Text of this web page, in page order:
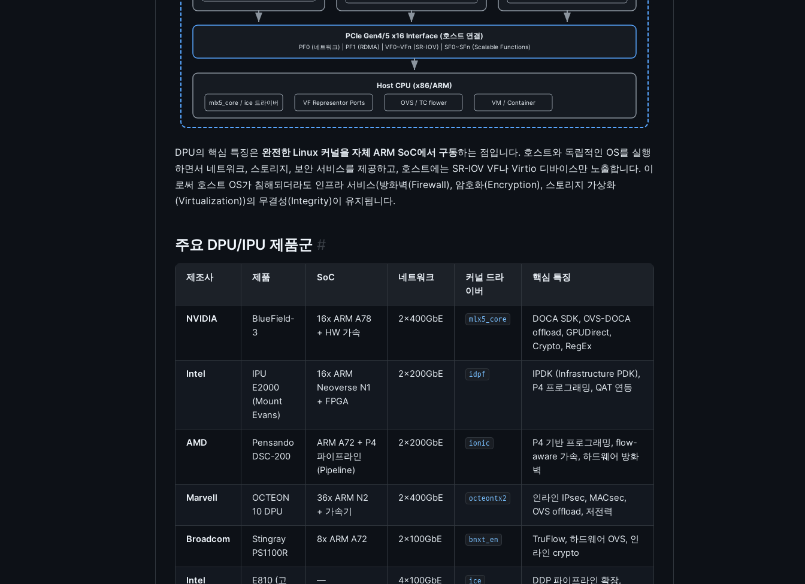
PCIe Gen4/5 x16 Interface (호스트 연결)
PF0 (네트워크) | PF1 (RDMA) | VF0~VFn (SR-IOV) | SF0~SFn (Scalable Functions)
Host CPU (x86/ARM)
mlx5_core / ice 드라이버 VF Representor Ports OVS / TC flower VM / Container
DPU의 핵심 특징은 완전한 Linux 커널을 자체 ARM SoC에서 구동하는 점입니다. 호스트와 독립적인 OS를 실행
하면서 네트워크, 스토리지, 보안 서비스를 제공하고, 호스트에는 SR-IOV VF나 Virtio 디바이스만 노출합니다. 이
로써 호스트 OS가 침해되더라도 인프라 서비스(방화벽(Firewall), 암호화(Encryption), 스토리지 가상화
(Virtualization))의 무결성(Integrity)이 유지됩니다.
주요 DPU/IPU 제품군 #
제조사 제품 SoC 네트워크
커널 드라
이버
핵심 특징
NVIDIA
BlueField-
3
16x ARM A78
+ HW 가속
2x400GbE mlx5_core
DOCA SDK, OVS-DOCA
offload, GPUDirect,
Crypto, RegEx
Intel
IPU
E2000
(Mount
Evans)
16x ARM
Neoverse N1
+ FPGA
2x200GbE idpf
IPDK (Infrastructure PDK),
P4 프로그래밍, QAT 연동
AMD
Pensando
DSC-200
ARM A72 + P4
파이프라인
(Pipeline)
2x200GbE ionic
P4 기반 프로그래밍, flow-
aware 가속, 하드웨어 방화
벽
Marvell
OCTEON
10 DPU
36x ARM N2
+ 가속기
2x400GbE octeontx2
인라인 IPsec, MACsec,
OVS offload, 저전력
Broadcom
Stingray
PS1100R
8x ARM A72 2x100GbE bnxt_en
TruFlow, 하드웨어 OVS, 인
라인 crypto
Intel E810 (고 — 4x100GbE ice DDP 파이프라인 확장,